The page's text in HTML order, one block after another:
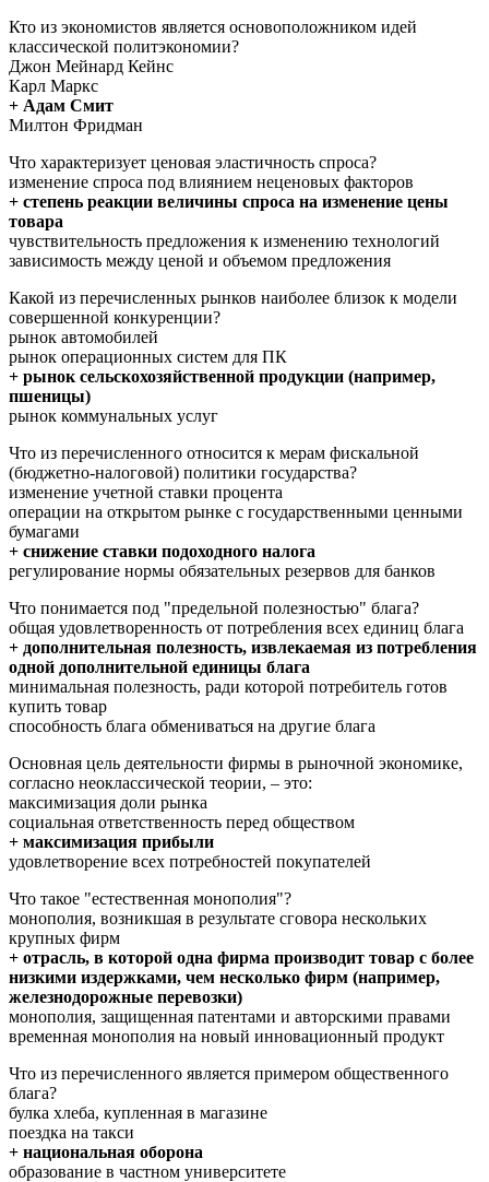
Кто из экономистов является основоположником идей
классической политэкономии?
Джон Мейнард Кейнс
Карл Маркс
+ Адам Смит
Милтон Фридман
Что характеризует ценовая эластичность спроса?
изменение спроса под влиянием неценовых факторов
+ степень реакции величины спроса на изменение цены
товара
чувствительность предложения к изменению технологий
зависимость между ценой и объемом предложения
Какой из перечисленных рынков наиболее близок к модели
совершенной конкуренции?
рынок автомобилей
рынок операционных систем для ПК
+ рынок сельскохозяйственной продукции (например,
пшеницы)
рынок коммунальных услуг
Что из перечисленного относится к мерам фискальной
(бюджетно-налоговой) политики государства?
изменение учетной ставки процента
операции на открытом рынке с государственными ценными
бумагами
+ снижение ставки подоходного налога
регулирование нормы обязательных резервов для банков
Что понимается под "предельной полезностью" блага?
общая удовлетворенность от потребления всех единиц блага
+ дополнительная полезность, извлекаемая из потребления
одной дополнительной единицы блага
минимальная полезность, ради которой потребитель готов
купить товар
способность блага обмениваться на другие блага
Основная цель деятельности фирмы в рыночной экономике,
согласно неоклассической теории, – это:
максимизация доли рынка
социальная ответственность перед обществом
+ максимизация прибыли
удовлетворение всех потребностей покупателей
Что такое "естественная монополия"?
монополия, возникшая в результате сговора нескольких
крупных фирм
+ отрасль, в которой одна фирма производит товар с более
низкими издержками, чем несколько фирм (например,
железнодорожные перевозки)
монополия, защищенная патентами и авторскими правами
временная монополия на новый инновационный продукт
Что из перечисленного является примером общественного
блага?
булка хлеба, купленная в магазине
поездка на такси
+ национальная оборона
образование в частном университете